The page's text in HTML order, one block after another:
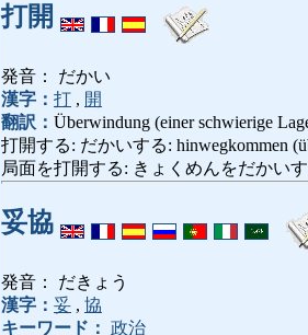
打開
発音： だかい
漢字： 打 , 開
翻訳： Überwindung (einer schwierige
打開する: だかいする: hinwegkommen
局面を打開する: きょくめんをだかいす
妥協
発音： だきょう
漢字： 妥 , 協
キーワード： 政治